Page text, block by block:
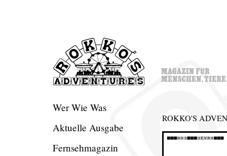
Wer Wie Was
Aktuelle Ausgabe
Fernsehmagazin
ROKKO'S